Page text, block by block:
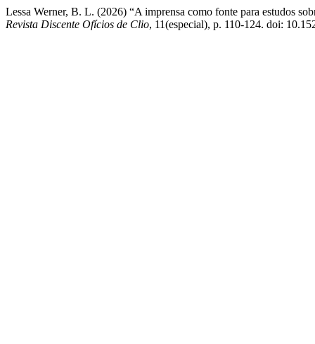
Lessa Werner, B. L. (2026) “A imprensa como fonte para estudos
Revista Discente Ofícios de Clio, 11(especial), p. 110-124. doi: